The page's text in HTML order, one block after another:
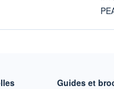
Guides et